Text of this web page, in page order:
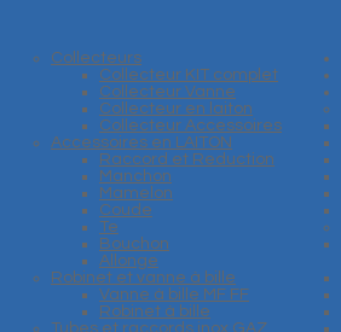
Collecteurs
Collecteur KIT complet
Collecteur Vanne
Collecteur en laiton
Collecteur Accessoires
Accessoires en LAITON
Raccord et Reduction
Manchon
Mamelon
Coude
Te
Bouchon
Allonge
Robinet et vanne à bille
Vanne à bille MF FF
Robinet à bille
Tubes et raccords inox GAZ